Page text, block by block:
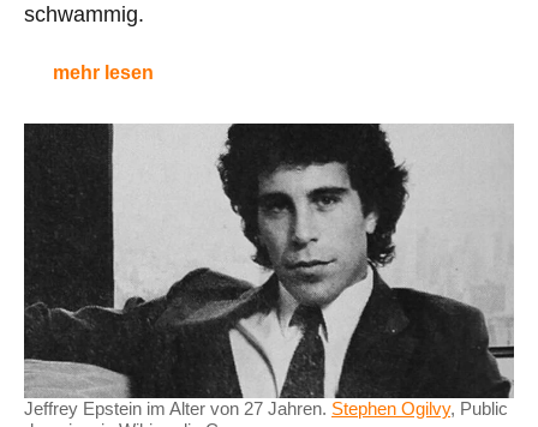
schwammig.
mehr lesen
Jeffrey Epstein im Alter von 27 Jahren. Stephen Ogilvy, Public